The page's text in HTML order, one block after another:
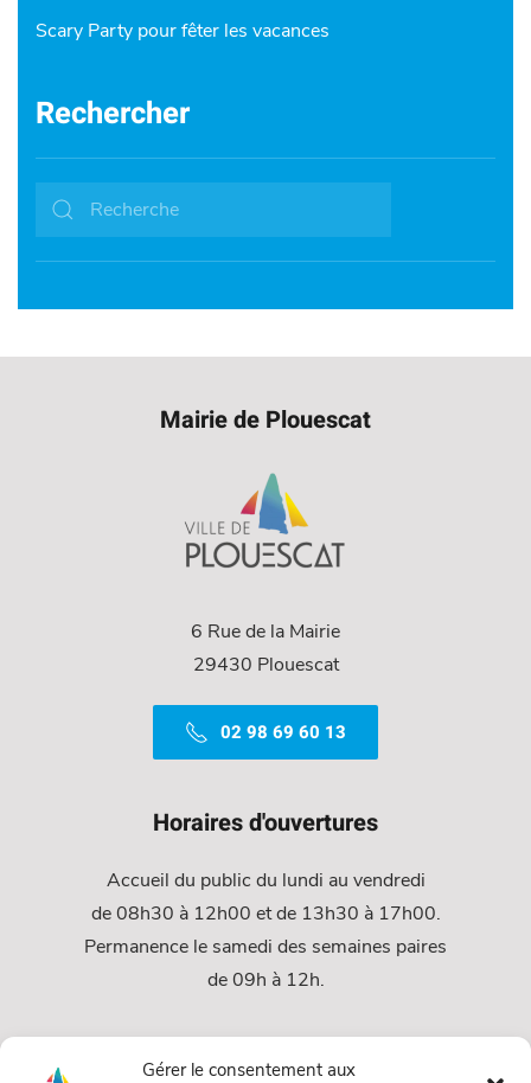
Gérer le consentement aux
Scary Party pour fêter les vacances
Rechercher
Mairie de Plouescat
6 Rue de la Mairie
29430 Plouescat
02 98 69 60 13
Horaires d'ouvertures
Accueil du public du lundi au vendredi
de 08h30 à 12h00 et de 13h30 à 17h00.
Permanence le samedi des semaines paires
de 09h à 12h.
Services